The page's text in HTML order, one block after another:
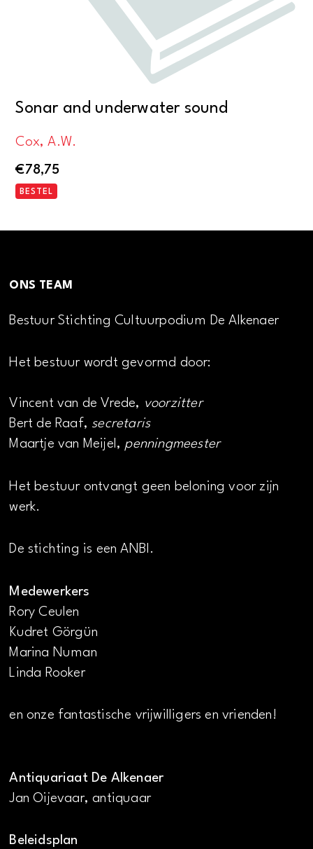
Sonar and underwater sound
Cox, A.W.
€78,75
BESTEL
ONS TEAM
Bestuur Stichting Cultuurpodium De Alkenaer
Het bestuur wordt gevormd door:
Vincent van de Vrede, voorzitter
Bert de Raaf, secretaris
Maartje van Meijel, penningmeester
Het bestuur ontvangt geen beloning voor zijn
werk.
De stichting is een ANBI.
Medewerkers
Rory Ceulen
Kudret Görgün
Marina Numan
Linda Rooker
en onze fantastische vrijwilligers en vrienden!
Antiquariaat De Alkenaer
Jan Oijevaar, antiquaar
Beleidsplan